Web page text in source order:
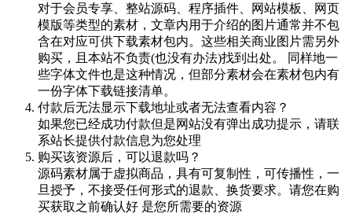
对于会员专享、整站源码、程序插件、网站模板、网页
模版等类型的素材，文章内用于介绍的图片通常并不包
含在对应可供下载素材包内。这些相关商业图片需另外
购买，且本站不负责(也没有办法)找到出处。 同样地一
些字体文件也是这种情况，但部分素材会在素材包内有
一份字体下载链接清单。
付款后无法显示下载地址或者无法查看内容？
如果您已经成功付款但是网站没有弹出成功提示，请联
系站长提供付款信息为您处理
购买该资源后，可以退款吗？
源码素材属于虚拟商品，具有可复制性，可传播性，一
旦授予，不接受任何形式的退款、换货要求。请您在购
买获取之前确认好 是您所需要的资源